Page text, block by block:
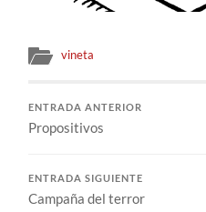
vineta
ENTRADA ANTERIOR
Propositivos
ENTRADA SIGUIENTE
Campaña del terror